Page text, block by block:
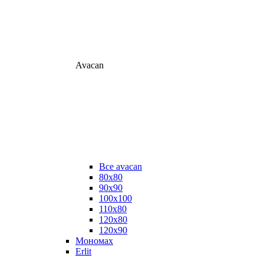
Avacan
Все avacan
80х80
90х90
100х100
110х80
120х80
120х90
Мономах
Erlit